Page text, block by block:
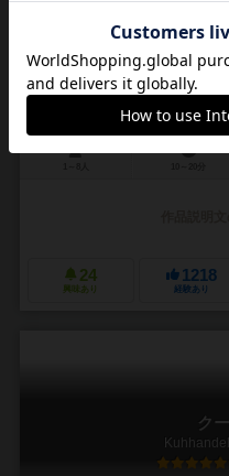
ジェンガ /
24
興味あり
1218
経験あり
ク